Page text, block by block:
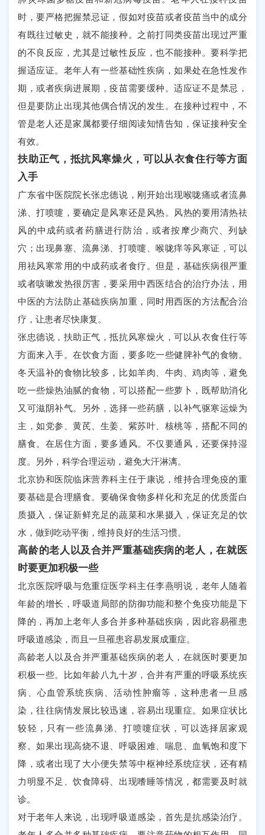
时，要严格把握禁忌证，假如对疫苗或者疫苗当中的成分
有既往过敏史，就不能接种。之前打同类疫苗出现过严重
的不良反应，尤其是过敏性反应，也不能接种。要科学把
握适应证。老年人有一些基础性疾病，如果处在急性发作
期，或者疾病进展期，疫苗需要缓种。适应证不是禁忌，
但是要防止出现其他偶合情况的发生。在接种过程中，不
管是老人还是家属都要仔细阅读知情告知，保证接种安全
有效。
扶助正气，抵抗风寒燥火，可以从衣食住行等方面
入手
广东省中医院院长张忠德说，刚开始出现喉咙痛或者流鼻
涕、打喷嚏，要确定是风寒还是风热。风热的要用清热祛
风的中成药或者药膳进行防治，或者按摩少商穴、列缺
穴；出现鼻塞、流鼻涕、打喷嚏、喉咙痒等风寒证，可以
用祛风寒常用的中成药或者食疗。但是，基础疾病很严重
或者咳嗽发热很厉害，要采用中西医结合的治疗办法，用
中医的方法防止基础疾病加重，同时用西医的方法配合治
疗，让患者尽快康复。
张忠德说，扶助正气，抵抗风寒燥火，可以从衣食住行等
方面来入手。在饮食方面，要多吃一些健脾补气的食物。
冬天温补的食物比较多，比如羊肉、牛肉、鸡肉等，避免
吃一些燥热油腻的食物，可以搭配一些萝卜，既帮助消化
又可滋阴补气。另外，选择一些药膳，以补气驱寒运燥为
主，如党参、黄芪、生姜、紫苏叶、核桃等，搭配不同的
膳食。在居住方面，要多通风。不仅要通风，还要保持湿
度。另外，科学合理运动，避免大汗淋漓。
北京协和医院临床营养科主任于康说，维持合理免疫的重
要基础是合理膳食。要确保食物多样化和充足的优质蛋白
质摄入，保证新鲜充足的蔬菜和水果摄入，保证充足的饮
水，做到吃动平衡，维持良好的生活习惯。
高龄的老人以及合并严重基础疾病的老人，在就医
时要更加积极一些
北京医院呼吸与危重症医学科主任李燕明说，老年人随着
年龄的增长，呼吸道局部的防御功能和整个免疫功能是下
降的，再加上老年人多合并多种基础疾病，因此容易罹患
呼吸道感染，而且一旦罹患容易发展成重症。
高龄老人以及合并严重基础疾病的老人，在就医时要更加
积极一些。比如年龄八九十岁，合并有严重的呼吸系统疾
病、心血管系统疾病、活动性肿瘤等，这种患者一旦感
染，往往病情发展比较迅速，容易出现重症。如果症状比
较轻，只有一些流鼻涕、打喷嚏症状，可以选择居家观
察。如果出现高烧不退、呼吸困难、喘息、血氧饱和度下
降，或者出现了大小便失禁等中枢神经系统症状，还有精
力明显不足、饮食障碍、出现嗜睡等情况，都需要及时就
诊。
对于老年人来说，出现呼吸道感染，首先是抗感染治疗。